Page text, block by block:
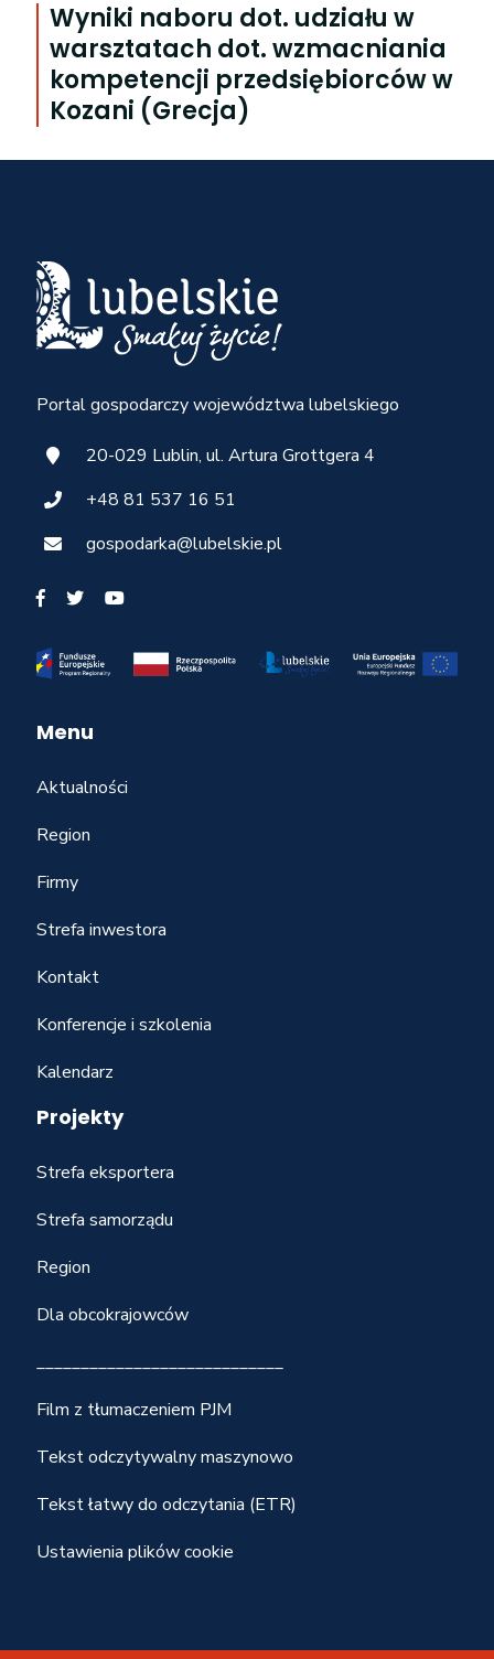
Wyniki naboru dot. udziału w
warsztatach dot. wzmacniania
kompetencji przedsiębiorców w
Kozani (Grecja)
Portal gospodarczy województwa lubelskiego
20-029 Lublin, ul. Artura Grottgera 4
+48 81 537 16 51
gospodarka@lubelskie.pl
Menu
Aktualności
Region
Firmy
Strefa inwestora
Kontakt
Konferencje i szkolenia
Kalendarz
Projekty
Strefa eksportera
Strefa samorządu
Region
Dla obcokrajowców
____________________________
Film z tłumaczeniem PJM
Tekst odczytywalny maszynowo
Tekst łatwy do odczytania (ETR)
Ustawienia plików cookie